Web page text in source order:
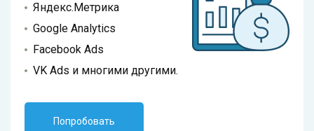
Яндекс.Метрика
Google Analytics
Facebook Ads
VK Ads и многими другими.
Попробовать